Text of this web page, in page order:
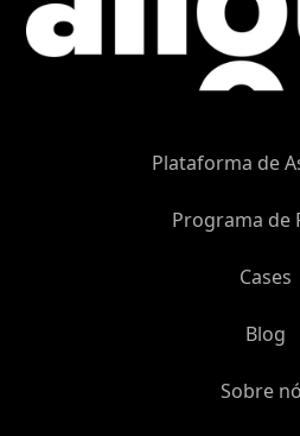
Plataforma de
Programa de
Cases
Blog
Sobre